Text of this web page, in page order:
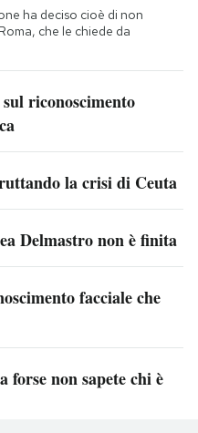
ha deciso cioè di non
che le chiede da
riconoscimento
la crisi di Ceuta
Delmastro non è finita
facciale che
forse non sapete chi è